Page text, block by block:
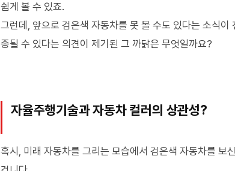
쉽게 볼 수 있죠.
그런데, 앞으로 검은색 자동차를 못 볼 수도 있다는 소식
종될 수 있다는 의견이 제기된 그 까닭은 무엇일까요?
자율주행기술과 자동차 컬러의 상관성?
혹시, 미래 자동차를 그리는 모습에서 검은색 자동차를 보